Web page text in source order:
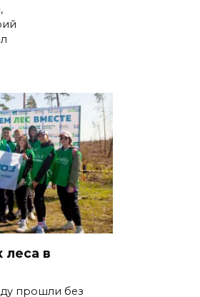
леса в
прошли без